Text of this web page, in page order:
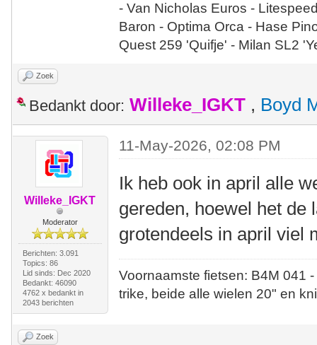
- Van Nicholas Euros -
Baron - Optima Orca - Hase
Quest 259 'Quifje' - Milan SL2
Zoek
Bedankt door: Willeke_IGKT , Boyd
Willeke_IGKT
Moderator
Berichten: 3.091
Topics: 86
Lid sinds: Dec 2020
Bedankt: 46090
4762 x bedankt in
2043 berichten
11-May-2026, 02:08 PM
Ik heb ook in april alle
gereden, hoewel het de
grotendeels in april viel
Voornaamste fietsen: B4M
trike, beide alle wielen 20" en
Zoek